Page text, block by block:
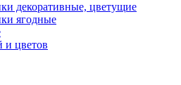
декоративные, цветущие
ягодные
и цветов